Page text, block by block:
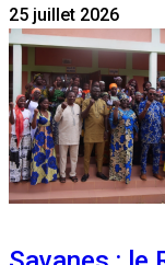
25 juillet 2026